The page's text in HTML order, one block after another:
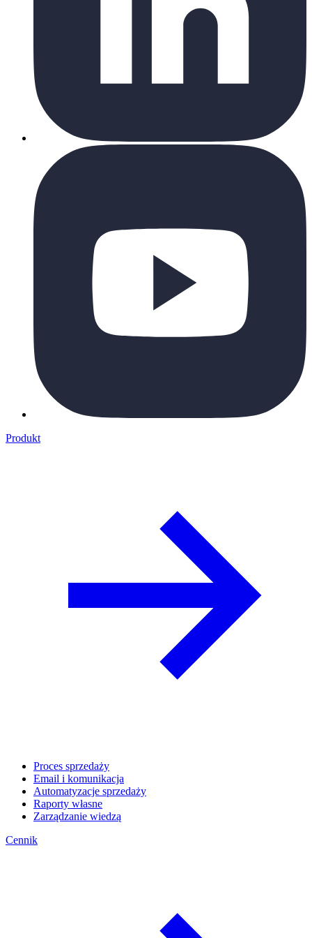
Produkt
Proces sprzedaży
Email i komunikacja
Automatyzacje sprzedaży
Raporty własne
Zarządzanie wiedzą
Cennik